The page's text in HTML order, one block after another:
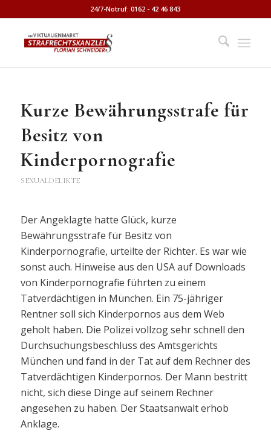
24/7-Notruf: 0162 - 42 46 843
Kurze Bewährungsstrafe für
Besitz von
Kinderpornografie
SEXUALDELIKTE
Der Angeklagte hatte Glück, kurze
Bewährungsstrafe für Besitz von
Kinderpornografie, urteilte der Richter. Es war wie
sonst auch. Hinweise aus den USA auf Downloads
von Kinderpornografie führten zu einem
Tatverdächtigen in München. Ein 75-jähriger
Rentner soll sich Kinderpornos aus dem Web
geholt haben. Die Polizei vollzog sehr schnell den
Durchsuchungsbeschluss des Amtsgerichts
München und fand in der Tat auf dem Rechner des
Tatverdächtigen Kinderpornos. Der Mann bestritt
nicht, sich diese Dinge auf seinem Rechner
angesehen zu haben. Der Staatsanwalt erhob
Anklage.